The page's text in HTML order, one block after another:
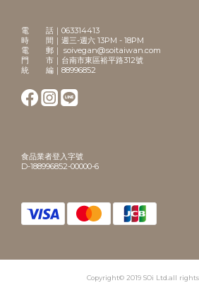
電 話｜063314413
時 間｜週三-週六 13PM - 18PM
電 郵｜ soivegan@soitaiwan.com
門 市｜台南市東區裕平路312號
統 編｜88996852
食品業者登入字號
D-188996852-00000-6
Copyright© 2019 SOi Ltd.all